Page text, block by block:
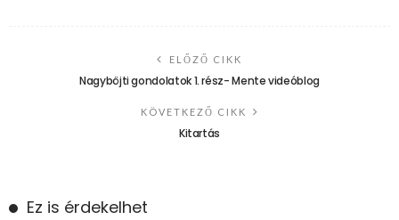
ELŐZŐ CIKK
Nagyböjti gondolatok 1. rész- Mente videóblog
KÖVETKEZŐ CIKK
Kitartás
Ez is érdekelhet